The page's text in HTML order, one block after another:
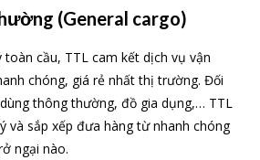
(General cargo)
toàn cầu, TTL cam kết dịch vụ vận
chóng, giá rẻ nhất thị trường. Đối
thông thường, đồ gia dụng,… TTL
và sắp xếp đưa hàng từ nhanh chóng
ngại nào.